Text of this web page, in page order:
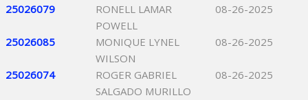
25026079
RONELL LAMAR
POWELL
08-26-2025
25026085
MONIQUE LYNEL
WILSON
08-26-2025
25026074
ROGER GABRIEL
SALGADO MURILLO
08-26-2025